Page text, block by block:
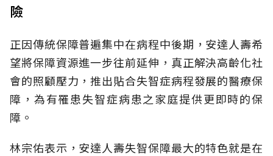
險
正因傳統保障普遍集中在病程中後期，安達人壽希
望將保障資源進一步往前延伸，真正解決高齡化社
會的照顧壓力，推出貼合失智症病程發展的醫療保
障，為有罹患失智症病患之家庭提供更即時的保
障。
林宗佑表示，安達人壽失智保障最大的特色就是在